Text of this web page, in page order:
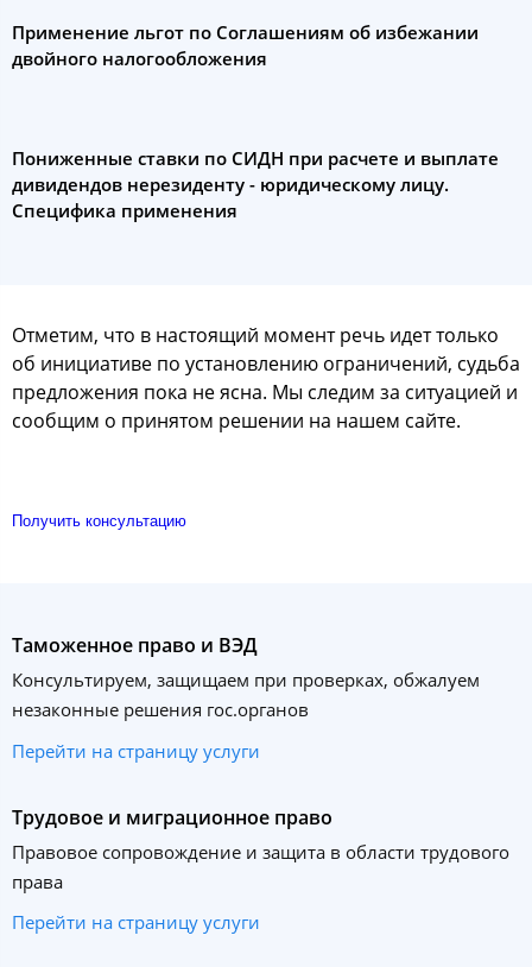
Применение льгот по Соглашениям об избежании
двойного налогообложения
Пониженные ставки по СИДН при расчете и выплате
дивидендов нерезиденту - юридическому лицу.
Специфика применения
Отметим, что в настоящий момент речь идет только
об инициативе по установлению ограничений, судьба
предложения пока не ясна. Мы следим за ситуацией и
сообщим о принятом решении на нашем сайте.
Получить консультацию
Таможенное право и ВЭД
Консультируем, защищаем при проверках, обжалуем
незаконные решения гос.органов
Перейти на страницу услуги
Трудовое и миграционное право
Правовое сопровождение и защита в области трудового
права
Перейти на страницу услуги